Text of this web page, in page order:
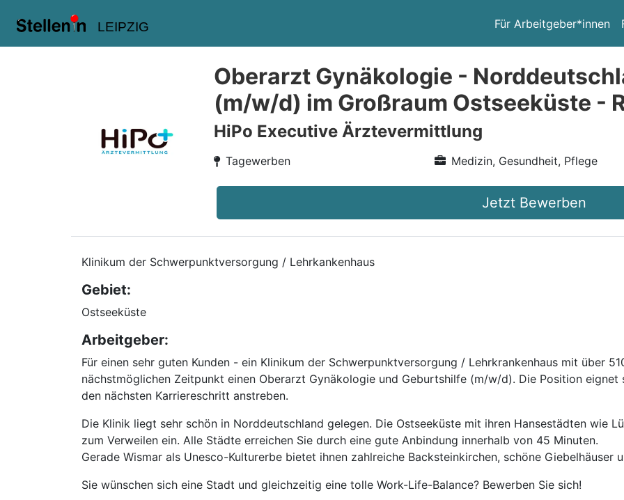
LEIPZIG Für Arbeitgeber*innen
Oberarzt Gynäkologie -
(m/w/d) im Großraum Ostseeküste -
HiPo Executive Ärztevermittlung
Tagewerben Medizin, Gesundheit, Pflege
Jetzt Bewerben
Klinikum der Schwerpunktversorgung / Lehrkankenhaus
Gebiet:
Ostseeküste
Arbeitgeber:
Für einen sehr guten Kunden - ein Klinikum der Schwerpunktversorgung / Lehrkrankenhaus mit über
nächstmöglichen Zeitpunkt einen Oberarzt Gynäkologie und Geburtshilfe (m/w/d). Die Position
den nächsten Karriereschritt anstreben.
Die Klinik liegt sehr schön in Norddeutschland gelegen. Die Ostseeküste mit ihren Hansestädten wie
zum Verweilen ein. Alle Städte erreichen Sie durch eine gute Anbindung innerhalb von 45 Minuten.
Gerade Wismar als Unesco-Kulturerbe bietet ihnen zahlreiche Backsteinkirchen, schöne Giebelhäuser
Sie wünschen sich eine Stadt und gleichzeitig eine tolle Work-Life-Balance? Bewerben Sie sich!